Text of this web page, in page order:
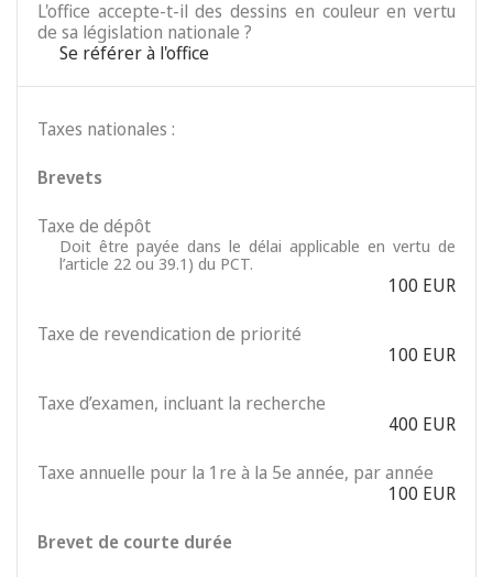
L'office accepte-t-il des dessins en couleur en vertu
de sa législation nationale ?
Se référer à l'office
Taxes nationales :
Brevets
Taxe de dépôt
Doit être payée dans le délai applicable en vertu de
l’article 22 ou 39.1) du PCT.
100 EUR
Taxe de revendication de priorité
100 EUR
Taxe d’examen, incluant la recherche
400 EUR
Taxe annuelle pour la 1re à la 5e année, par année
100 EUR
Brevet de courte durée